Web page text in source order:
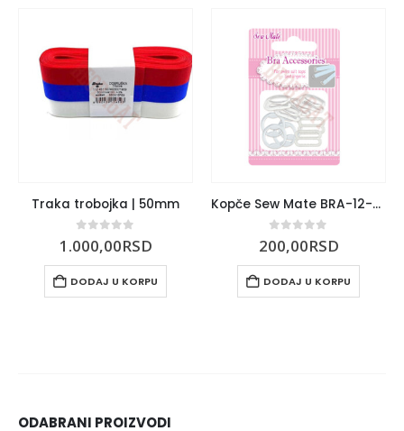
Traka trobojka | 50mm
0out of 5
1.000,00RSD
DODAJ U KORPU
Kopče Sew Mate BRA-12-PK
0 out of 5
200,00RSD
DODAJ U KORPU
ODABRANI PROIZVODI